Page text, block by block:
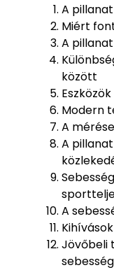
A
Miért
A
között
Modern
A
A
A
Jövőbeli